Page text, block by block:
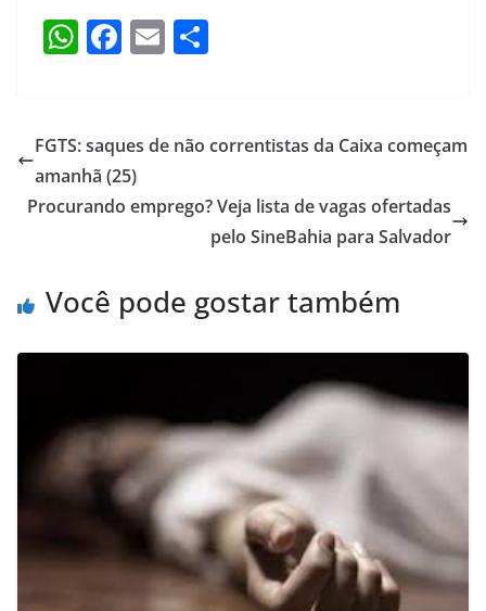
W
s
A
p
F
e
b
o
E
l e
FGTS: saques de não correntistas da Caixa começam
amanhã (25)
Procurando emprego? Veja lista de vagas ofertadas
pelo SineBahia para Salvador
Você pode gostar também